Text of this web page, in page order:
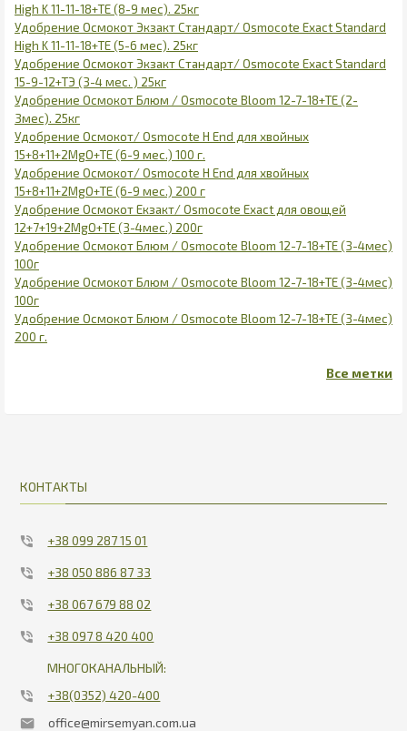
High K 11-11-18+ТЕ (8-9 мес). 25кг
Удобрение Осмокот Экзакт Стандарт/ Osmocote Exact Standard
High K 11-11-18+ТЕ (5-6 мес). 25кг
Удобрение Осмокот Экзакт Стандарт/ Osmocote Exact Standard
15-9-12+ТЭ (3-4 мес. ) 25кг
Удобрение Осмокот Блюм / Osmocote Bloom 12-7-18+ТЕ (2-
3мес). 25кг
Удобрение Осмокот/ Osmocote H End для хвойных
15+8+11+2MgO+TE (6-9 мес.) 100 г.
Удобрение Осмокот/ Osmocote H End для хвойных
15+8+11+2MgO+TE (6-9 мес.) 200 г
Удобрение Осмокот Екзакт/ Osmocote Exaсt для овощей
12+7+19+2MgO+TE (3-4мес.) 200г
Удобрение Осмокот Блюм / Osmocote Bloom 12-7-18+ТЕ (3-4мес)
100г
Удобрение Осмокот Блюм / Osmocote Bloom 12-7-18+ТЕ (3-4мес)
100г
Удобрение Осмокот Блюм / Osmocote Bloom 12-7-18+ТЕ (3-4мес)
200 г.
КОНТАКТЫ
+38 099 287 15 01
+38 050 886 87 33
+38 067 679 88 02
+38 097 8 420 400
МНОГОКАНАЛЬНЫЙ:
+38(0352) 420-400
office@mirsemyan.com.ua